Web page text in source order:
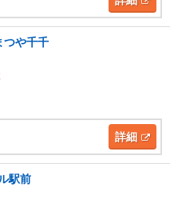
つや千千
詳細
駅前